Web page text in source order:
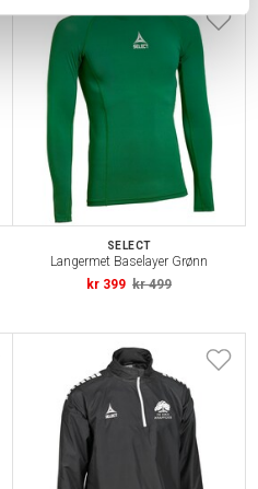
SELECT
Langermet Baselayer Grønn
kr 399 kr 499